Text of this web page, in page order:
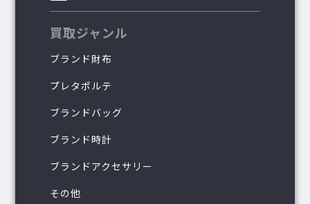
買取ジャンル
ブランド財布
プレタポルテ
ブランドバッグ
ブランド時計
ブランドアクセサリー
その他